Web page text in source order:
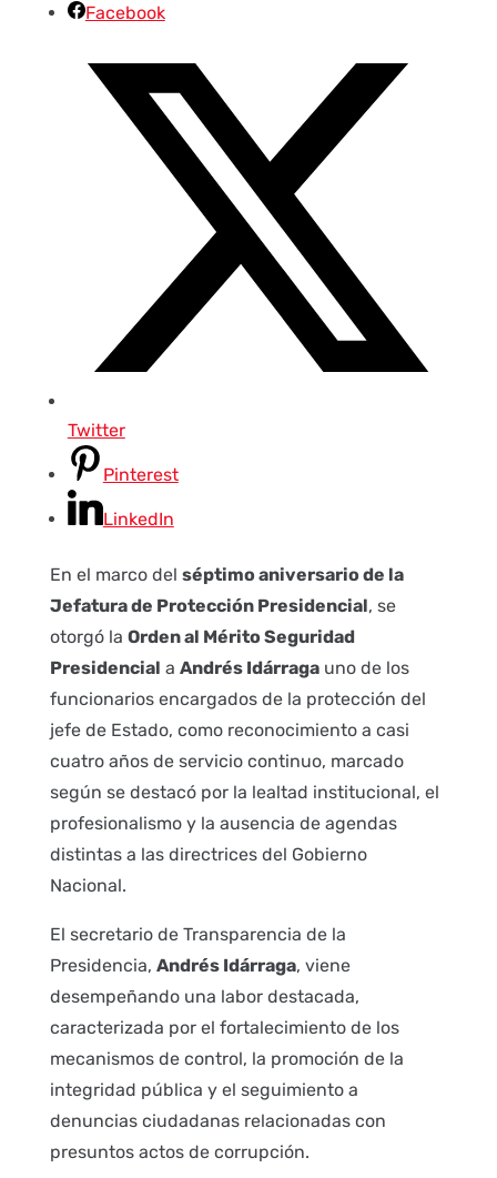
Facebook
Twitter
Pinterest
LinkedIn
En el marco del séptimo aniversario de la
Jefatura de Protección Presidencial, se
otorgó la Orden al Mérito Seguridad
Presidencial a Andrés Idárragauno de los
funcionarios encargados de la protección del
jefe de Estado, como reconocimiento a casi
cuatro años de servicio continuo, marcado
según se destacó por la lealtad institucional, el
profesionalismo y la ausencia de agendas
distintas a las directrices del Gobierno
Nacional.
El secretario de Transparencia de la
Presidencia, Andrés Idárraga, viene
desempeñando una labor destacada,
caracterizada por el fortalecimiento de los
mecanismos de control, la promoción de la
integridad pública y el seguimiento a
denuncias ciudadanas relacionadas con
presuntos actos de corrupción.